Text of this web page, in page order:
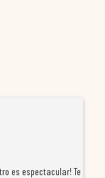
es espectacular! Te